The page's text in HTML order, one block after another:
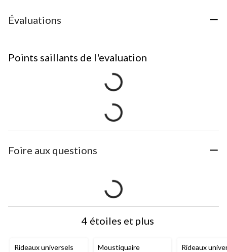
Évaluations
Points saillants de l'evaluation
Foire aux questions
4 étoiles et plus
Rideaux universels
Moustiquaire
Rideaux